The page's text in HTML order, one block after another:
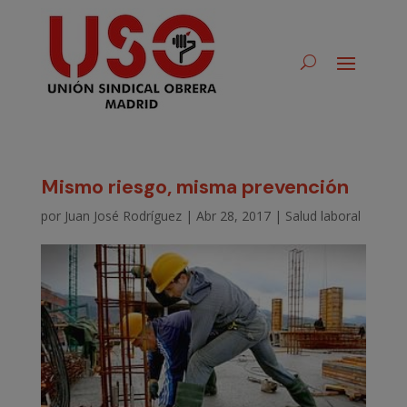
Mismo riesgo, misma prevención
por Juan José Rodríguez| Abr 28, 2017| Salud laboral